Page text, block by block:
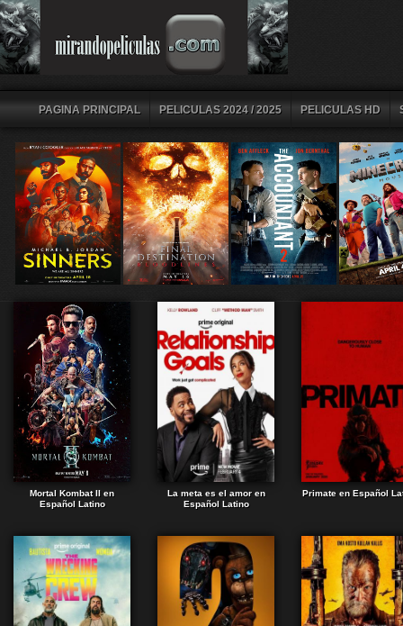
PAGINA PRINCIPAL PELICULAS 2024 / 2025 PELICULAS HD
Mortal Kombat II en
Español Latino
La meta es el amor en
Español Latino
Primate en Español